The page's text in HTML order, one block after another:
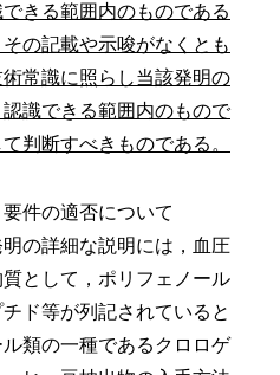
きる範囲内のものである
の記載や示唆がなくとも
常識に照らし当該発明の
識できる範囲内のもので
判断すべきものである。
件の適否について
の詳細な説明には，血圧
として，ポリフェノール
ド等が列記されていると
類の一種であるクロロゲ